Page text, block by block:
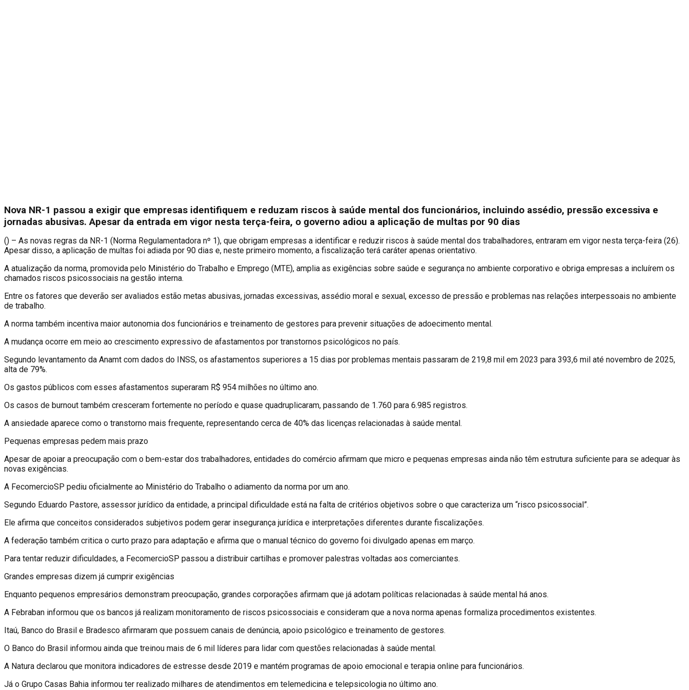
Nova NR-1 passou a exigir que empresas identifiquem e reduzam riscos à saúde mental dos funcionários, incluindo assédio, pressão excessiva e
jornadas abusivas. Apesar da entrada em vigor nesta terça-feira, o governo adiou a aplicação de multas por 90 dias
() – As novas regras da NR-1 (Norma Regulamentadora nº 1), que obrigam empresas a identificar e reduzir riscos à saúde mental dos trabalhadores, entraram em vigor nesta terça-feira (26).
Apesar disso, a aplicação de multas foi adiada por 90 dias e, neste primeiro momento, a fiscalização terá caráter apenas orientativo.
A atualização da norma, promovida pelo Ministério do Trabalho e Emprego (MTE), amplia as exigências sobre saúde e segurança no ambiente corporativo e obriga empresas a incluírem os
chamados riscos psicossociais na gestão interna.
Entre os fatores que deverão ser avaliados estão metas abusivas, jornadas excessivas, assédio moral e sexual, excesso de pressão e problemas nas relações interpessoais no ambiente
de trabalho.
A norma também incentiva maior autonomia dos funcionários e treinamento de gestores para prevenir situações de adoecimento mental.
A mudança ocorre em meio ao crescimento expressivo de afastamentos por transtornos psicológicos no país.
Segundo levantamento da Anamt com dados do INSS, os afastamentos superiores a 15 dias por problemas mentais passaram de 219,8 mil em 2023 para 393,6 mil até novembro de 2025,
alta de 79%.
Os gastos públicos com esses afastamentos superaram R$ 954 milhões no último ano.
Os casos de burnout também cresceram fortemente no período e quase quadruplicaram, passando de 1.760 para 6.985 registros.
A ansiedade aparece como o transtorno mais frequente, representando cerca de 40% das licenças relacionadas à saúde mental.
Pequenas empresas pedem mais prazo
Apesar de apoiar a preocupação com o bem-estar dos trabalhadores, entidades do comércio afirmam que micro e pequenas empresas ainda não têm estrutura suficiente para se adequar às
novas exigências.
A FecomercioSP pediu oficialmente ao Ministério do Trabalho o adiamento da norma por um ano.
Segundo Eduardo Pastore, assessor jurídico da entidade, a principal dificuldade está na falta de critérios objetivos sobre o que caracteriza um “risco psicossocial”.
Ele afirma que conceitos considerados subjetivos podem gerar insegurança jurídica e interpretações diferentes durante fiscalizações.
A federação também critica o curto prazo para adaptação e afirma que o manual técnico do governo foi divulgado apenas em março.
Para tentar reduzir dificuldades, a FecomercioSP passou a distribuir cartilhas e promover palestras voltadas aos comerciantes.
Grandes empresas dizem já cumprir exigências
Enquanto pequenos empresários demonstram preocupação, grandes corporações afirmam que já adotam políticas relacionadas à saúde mental há anos.
A Febraban informou que os bancos já realizam monitoramento de riscos psicossociais e consideram que a nova norma apenas formaliza procedimentos existentes.
Itaú, Banco do Brasil e Bradesco afirmaram que possuem canais de denúncia, apoio psicológico e treinamento de gestores.
O Banco do Brasil informou ainda que treinou mais de 6 mil líderes para lidar com questões relacionadas à saúde mental.
A Natura declarou que monitora indicadores de estresse desde 2019 e mantém programas de apoio emocional e terapia online para funcionários.
Já o Grupo Casas Bahia informou ter realizado milhares de atendimentos em telemedicina e telepsicologia no último ano.